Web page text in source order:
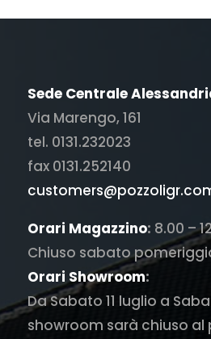
Sede Centrale
Via Marengo, 161
tel. 0131.232023
fax 0131.252140
Orari Magazzino: 8.00 –
Chiuso sabato
Orari Showroom:
Da Sabato 11 luglio a
showroom sarà chiuso